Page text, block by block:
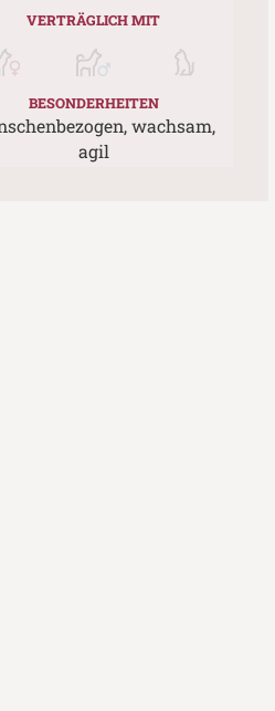
VERTRÄGLICH MIT
BESONDERHEITEN
wachsam,
agil